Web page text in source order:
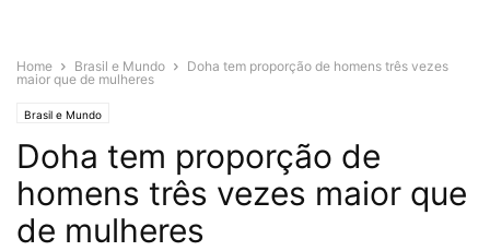
Home Brasil e Mundo
Doha tem proporção de homens três vezes
maior que de mulheres
Brasil e Mundo
Doha tem proporção de
homens três vezes maior que
de mulheres